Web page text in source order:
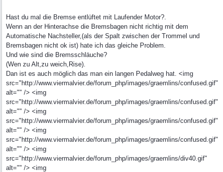
Hast du mal die Bremse entlüftet mit Laufender Motor?.
Wenn an der Hinterachse die Bremsbagen nicht richtig mit dem
Automatische Nachsteller,(als der Spalt zwischen der Trommel und
Bremsbagen nicht ok ist) hate ich das gleiche Problem.
Und wie sind die Bremsschläuche?
(Wen zu Alt,zu weich,Rise).
Dan ist es auch möglich das man ein langen Pedalweg hat. <img
src="http://www.viermalvier.de/forum_php/images/graemlins/confused.gif"
alt="" /> <img
src="http://www.viermalvier.de/forum_php/images/graemlins/confused.gif"
alt="" /> <img
src="http://www.viermalvier.de/forum_php/images/graemlins/confused.gif"
alt="" /> <img
src="http://www.viermalvier.de/forum_php/images/graemlins/confused.gif"
alt="" /> <img
src="http://www.viermalvier.de/forum_php/images/graemlins/div40.gif"
alt="" /> <img